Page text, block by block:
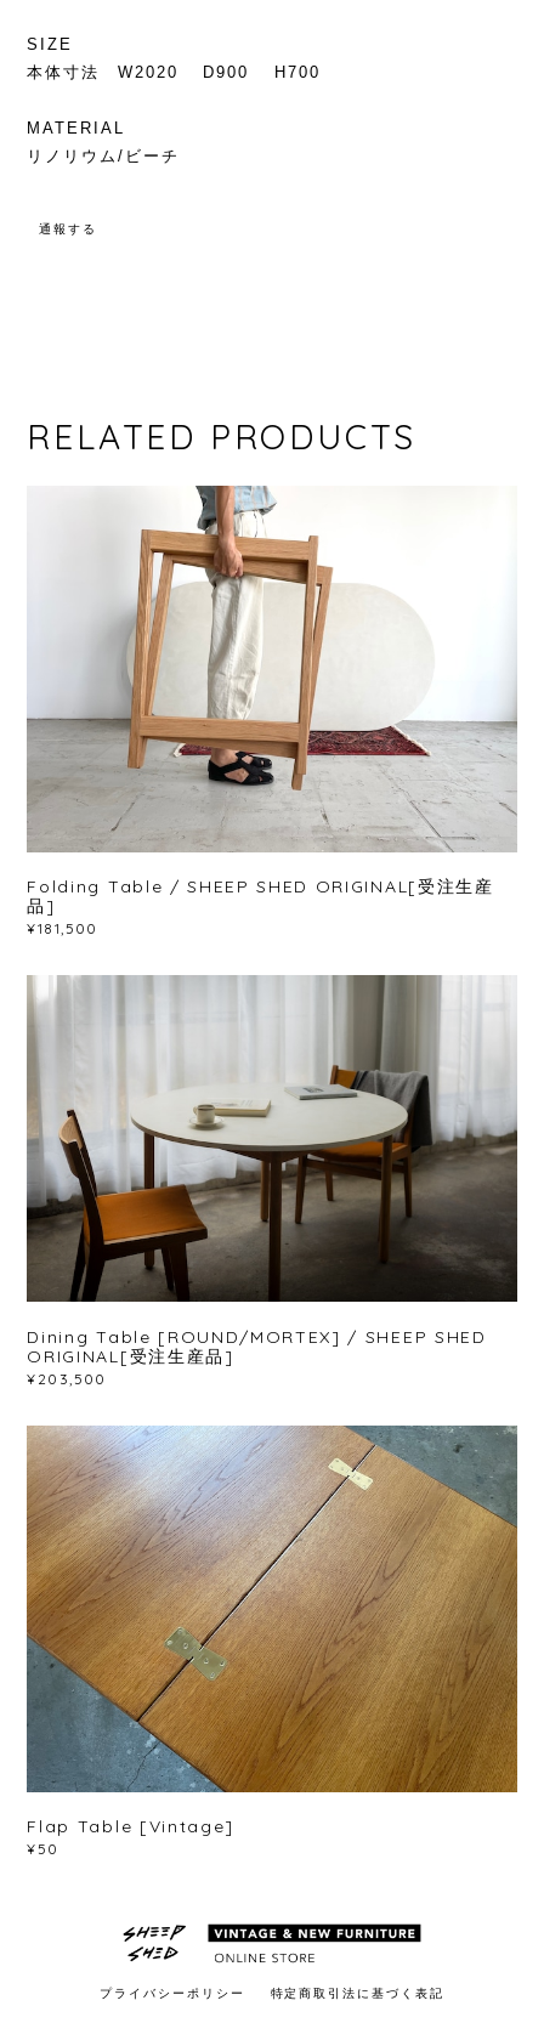
SIZE
本体寸法 W2020 D900 H700
MATERIAL
リノリウム/ビーチ
通報する
RELATED PRODUCTS
Folding Table / SHEEP SHED ORIGINAL[受注生産
品]
¥181,500
Dining Table [ROUND/MORTEX] / SHEEP SHED
ORIGINAL[受注生産品]
¥203,500
Flap Table [Vintage]
¥50
プライバシーポリシー 特定商取引法に基づく表記